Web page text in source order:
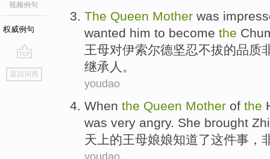
视频例句
权威例句
go
top
返回词典
The Queen Mother was
wanted him to become the
王母对伊索尔德坚忍不拔的品质
继承人。
youdao
When the Queen Mother of the
was very angry. She brought
天上的王母娘娘知道了这件事，